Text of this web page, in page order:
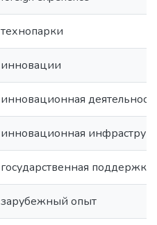
технопарки
инновации
инновационная
инновационная
государственная поддержка
зарубежный опыт